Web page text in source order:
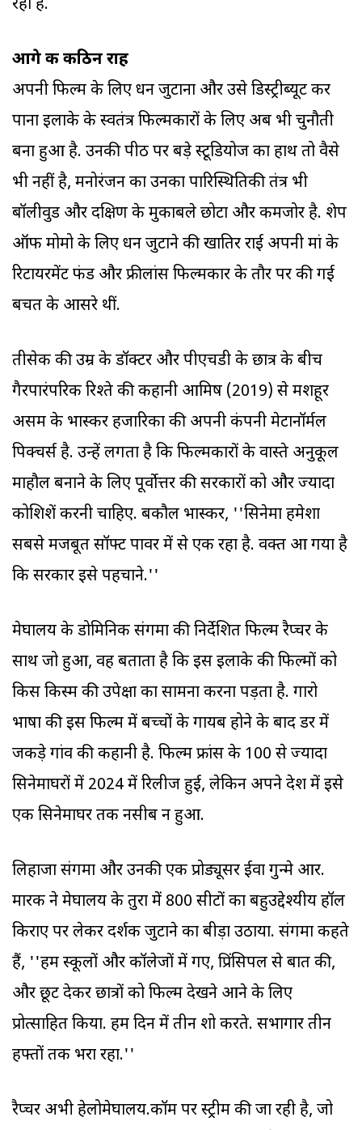
रहा है.
आगे की कठिन राह
अपनी फिल्म के लिए धन जुटाना और उसे डिस्ट्रीब्यूट कर
पाना इलाके के स्वतंत्र फिल्मकारों के लिए अब भी चुनौती
बना हुआ है. उनकी पीठ पर बड़े स्टूडियोज का हाथ तो वैसे
भी नहीं है, मनोरंजन का उनका पारिस्थितिकी तंत्र भी
बॉलीवुड और दक्षिण के मुकाबले छोटा और कमजोर है. शेप
ऑफ मोमो के लिए धन जुटाने की खातिर राई अपनी मां के
रिटायरमेंट फंड और फ्रीलांस फिल्मकार के तौर पर की गई
बचत के आसरे थीं.
तीसेक की उम्र के डॉक्टर और पीएचडी के छात्र के बीच
गैरपारंपरिक रिश्ते की कहानी आमिष (2019) से मशहूर
असम के भास्कर हजारिका की अपनी कंपनी मेटानॉर्मल
पिक्चर्स है. उन्हें लगता है कि फिल्मकारों के वास्ते अनुकूल
माहौल बनाने के लिए पूर्वोत्तर की सरकारों को और ज्यादा
कोशिशें करनी चाहिए. बकौल भास्कर, ''सिनेमा हमेशा
सबसे मजबूत सॉफ्ट पावर में से एक रहा है. वक्त आ गया है
कि सरकार इसे पहचाने.''
मेघालय के डोमिनिक संगमा की निर्देशित फिल्म रैप्चर के
साथ जो हुआ, वह बताता है कि इस इलाके की फिल्मों को
किस किस्म की उपेक्षा का सामना करना पड़ता है. गारो
भाषा की इस फिल्म में बच्चों के गायब होने के बाद डर में
जकड़े गांव की कहानी है. फिल्म फ्रांस के 100 से ज्यादा
सिनेमाघरों में 2024 में रिलीज हुई, लेकिन अपने देश में इसे
एक सिनेमाघर तक नसीब न हुआ.
लिहाजा संगमा और उनकी एक प्रोड्यूसर ईवा गुन्मे आर.
मारक ने मेघालय के तुरा में 800 सीटों का बहुउद्देश्यीय हॉल
किराए पर लेकर दर्शक जुटाने का बीड़ा उठाया. संगमा कहते
हैं, ''हम स्कूलों और कॉलेजों में गए, प्रिंसिपल से बात की,
और छूट देकर छात्रों को फिल्म देखने आने के लिए
प्रोत्साहित किया. हम दिन में तीन शो करते. सभागार तीन
हफ्तों तक भरा रहा.''
रैप्चर अभी हेलोमेघालय.कॉम पर स्ट्रीम की जा रही है, जो